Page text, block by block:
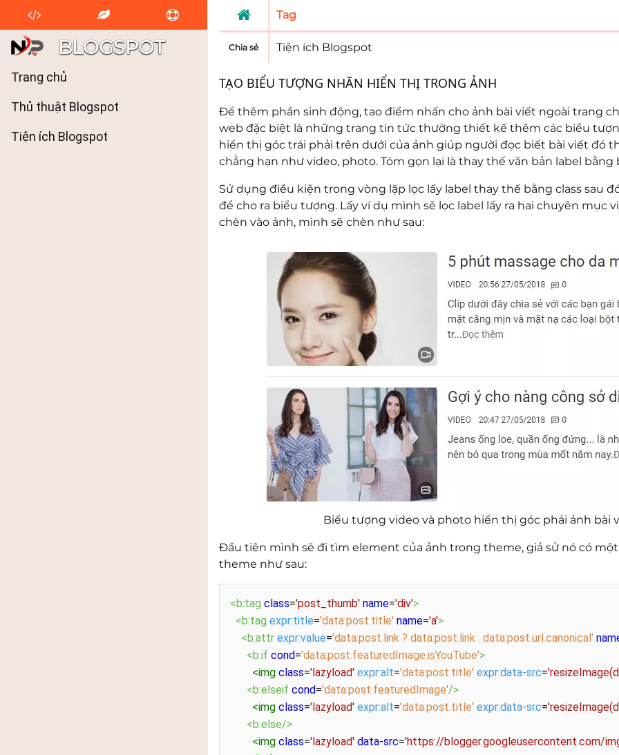
BLOGSPOT
Trang chủ
Thủ thuật Blogspot
Tiện ích Blogspot
Tag
Chia sẻ Tiện ích Blogspot
TẠO BIỂU TƯỢNG NHÃN HIỂN THỊ TRONG ẢNH
Để thêm phần sinh động, tạo điểm nhấn cho ảnh bài viết ngoài trang
web đặc biệt là những trang tin tức thường thiết kế thêm các biểu
hiển thị góc trái phải trên dưới của ảnh giúp người đọc biết bài viết đó
chẳng hạn như video, photo. Tóm gọn lại là thay thế văn bản label
Sử dụng điều kiện trong vòng lặp lọc lấy label thay thế bằng class sau
để cho ra biểu tượng. Lấy ví dụ mình sẽ lọc label lấy ra hai chuyên mục
chèn vào ảnh, mình sẽ chèn như sau:
Biểu tượng video và photo hiển thị góc phải ảnh bài
Đầu tiên mình sẽ đi tìm element của ảnh trong theme, giả sử nó có
theme như sau:
<b:tag class='post_thumb' name='div'>
<b:tag expr:title='data:post.title' name='a'>
<b:attr expr:value='data:post.link ? data:post.link : data:post.url.canonical'
<b:if cond='data:post.featuredImage.isYouTube'>
<img class='lazyload' expr:alt='data:post.title' expr:data-src=
<b:elseif cond='data:post.featuredImage'/>
<img class='lazyload' expr:alt='data:post.title' expr:data-src=
<b:else/>
<img class='lazyload' data-src='https://blogger.googleusercontent.com/